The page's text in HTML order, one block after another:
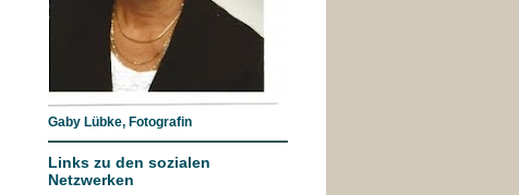
Gaby Lübke, Fotografin
Links zu den sozialen
Netzwerken